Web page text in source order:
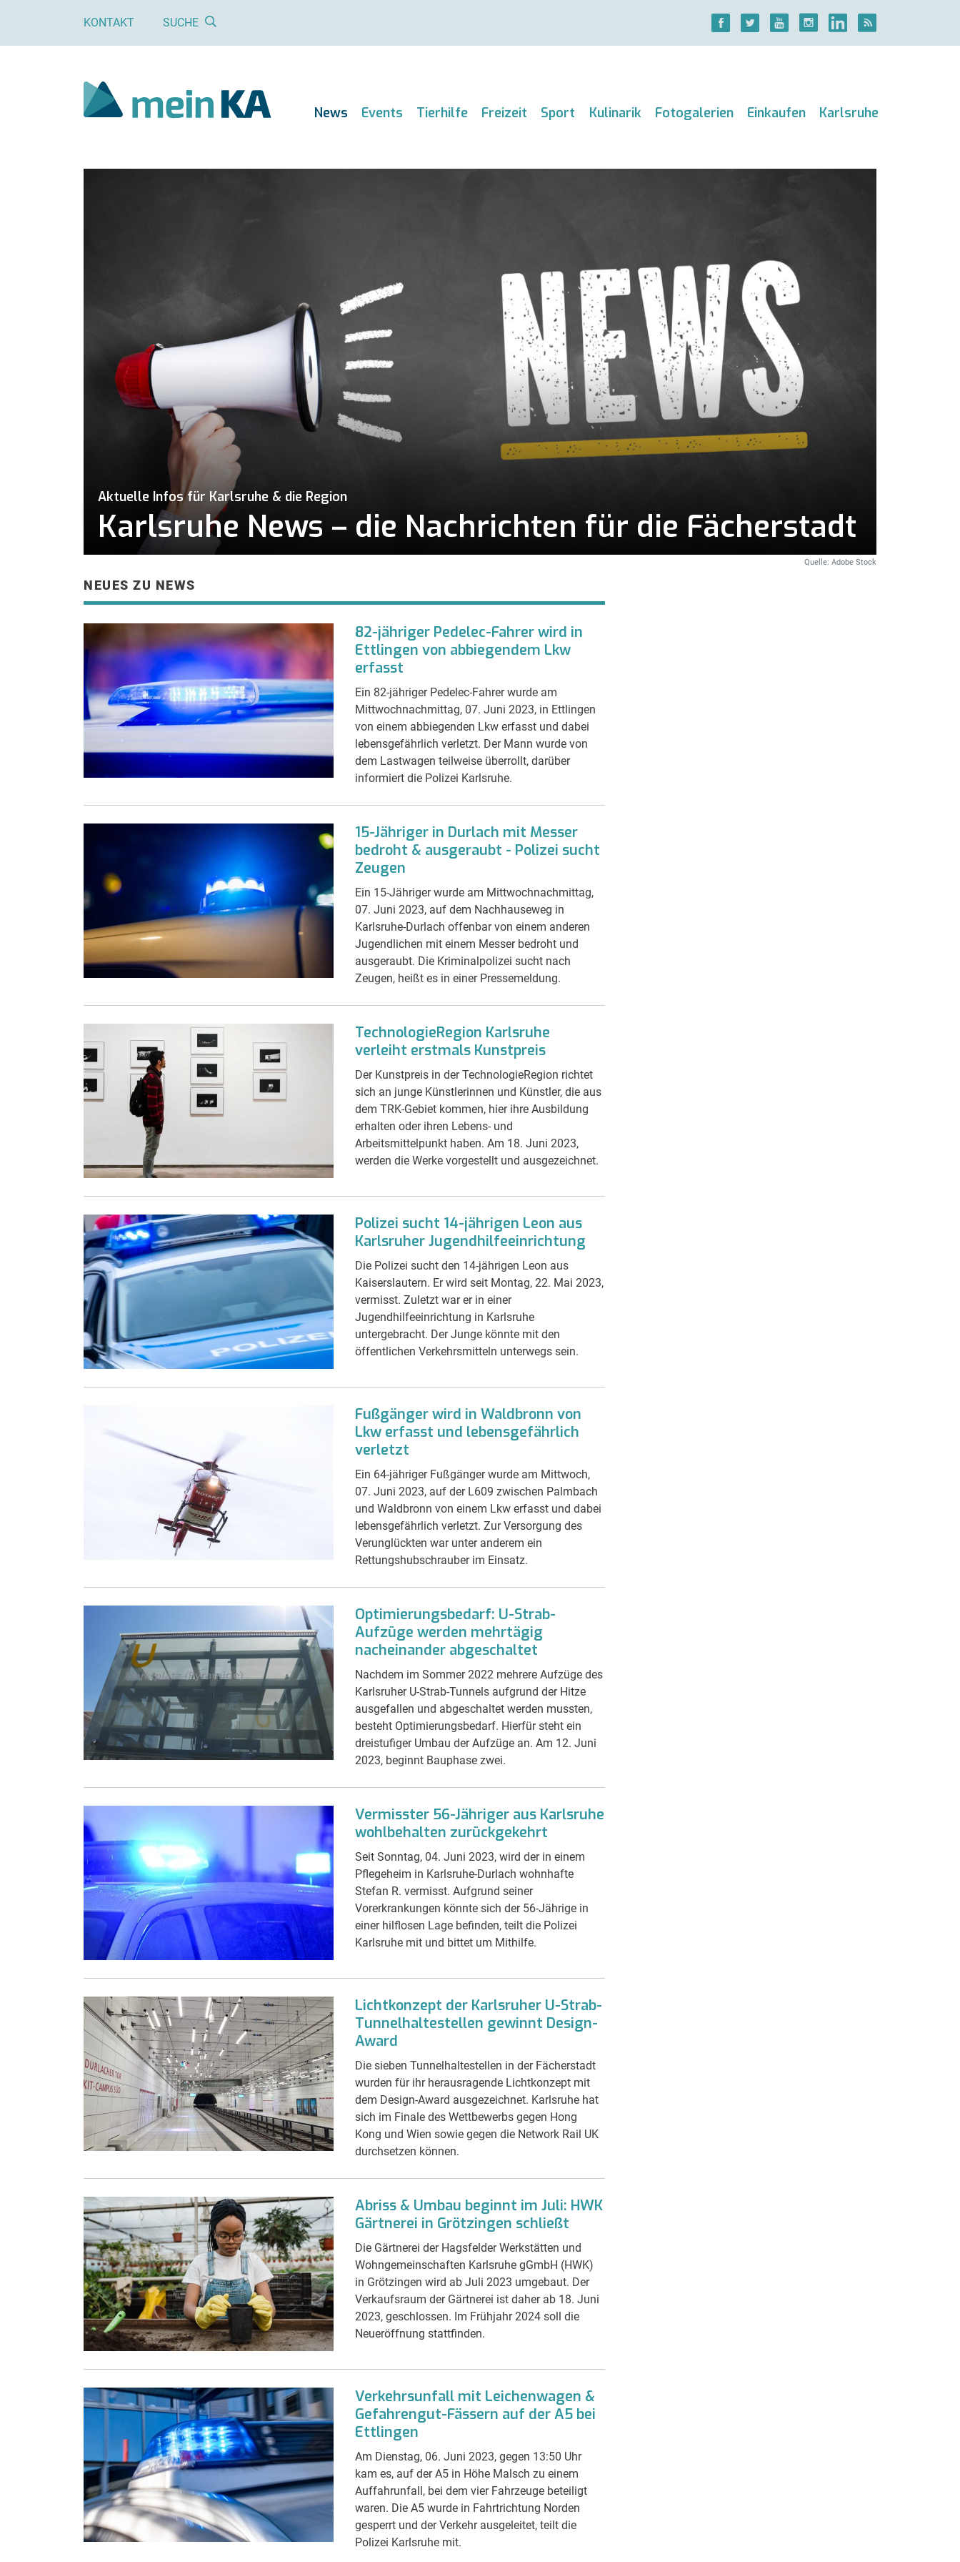
KONTAKT SUCHE
News Events Tierhilfe Freizeit Sport Kulinarik Fotogalerien Einkaufen Karlsruhe
Aktuelle Infos für Karlsruhe & die Region
Karlsruhe News – die Nachrichten für die Fächerstadt
Quelle: Adobe Stock
NEUES ZU NEWS
82-jähriger Pedelec-Fahrer wird in
Ettlingen von abbiegendem Lkw
erfasst
Ein 82-jähriger Pedelec-Fahrer wurde am
Mittwochnachmittag, 07. Juni 2023, in Ettlingen
von einem abbiegenden Lkw erfasst und dabei
lebensgefährlich verletzt. Der Mann wurde von
dem Lastwagen teilweise überrollt, darüber
informiert die Polizei Karlsruhe.
15-Jähriger in Durlach mit Messer
bedroht & ausgeraubt - Polizei sucht
Zeugen
Ein 15-Jähriger wurde am Mittwochnachmittag,
07. Juni 2023, auf dem Nachhauseweg in
Karlsruhe-Durlach offenbar von einem anderen
Jugendlichen mit einem Messer bedroht und
ausgeraubt. Die Kriminalpolizei sucht nach
Zeugen, heißt es in einer Pressemeldung.
TechnologieRegion Karlsruhe
verleiht erstmals Kunstpreis
Der Kunstpreis in der TechnologieRegion richtet
sich an junge Künstlerinnen und Künstler, die aus
dem TRK-Gebiet kommen, hier ihre Ausbildung
erhalten oder ihren Lebens- und
Arbeitsmittelpunkt haben. Am 18. Juni 2023,
werden die Werke vorgestellt und ausgezeichnet.
Polizei sucht 14-jährigen Leon aus
Karlsruher Jugendhilfeeinrichtung
Die Polizei sucht den 14-jährigen Leon aus
Kaiserslautern. Er wird seit Montag, 22. Mai 2023,
vermisst. Zuletzt war er in einer
Jugendhilfeeinrichtung in Karlsruhe
untergebracht. Der Junge könnte mit den
öffentlichen Verkehrsmitteln unterwegs sein.
Fußgänger wird in Waldbronn von
Lkw erfasst und lebensgefährlich
verletzt
Ein 64-jähriger Fußgänger wurde am Mittwoch,
07. Juni 2023, auf der L609 zwischen Palmbach
und Waldbronn von einem Lkw erfasst und dabei
lebensgefährlich verletzt. Zur Versorgung des
Verunglückten war unter anderem ein
Rettungshubschrauber im Einsatz.
Optimierungsbedarf: U-Strab-
Aufzüge werden mehrtägig
nacheinander abgeschaltet
Nachdem im Sommer 2022 mehrere Aufzüge des
Karlsruher U-Strab-Tunnels aufgrund der Hitze
ausgefallen und abgeschaltet werden mussten,
besteht Optimierungsbedarf. Hierfür steht ein
dreistufiger Umbau der Aufzüge an. Am 12. Juni
2023, beginnt Bauphase zwei.
Vermisster 56-Jähriger aus Karlsruhe
wohlbehalten zurückgekehrt
Seit Sonntag, 04. Juni 2023, wird der in einem
Pflegeheim in Karlsruhe-Durlach wohnhafte
Stefan R. vermisst. Aufgrund seiner
Vorerkrankungen könnte sich der 56-Jährige in
einer hilflosen Lage befinden, teilt die Polizei
Karlsruhe mit und bittet um Mithilfe.
Lichtkonzept der Karlsruher U-Strab-
Tunnelhaltestellen gewinnt Design-
Award
Die sieben Tunnelhaltestellen in der Fächerstadt
wurden für ihr herausragende Lichtkonzept mit
dem Design-Award ausgezeichnet. Karlsruhe hat
sich im Finale des Wettbewerbs gegen Hong
Kong und Wien sowie gegen die Network Rail UK
durchsetzen können.
Abriss & Umbau beginnt im Juli: HWK
Gärtnerei in Grötzingen schließt
Die Gärtnerei der Hagsfelder Werkstätten und
Wohngemeinschaften Karlsruhe gGmbH (HWK)
in Grötzingen wird ab Juli 2023 umgebaut. Der
Verkaufsraum der Gärtnerei ist daher ab 18. Juni
2023, geschlossen. Im Frühjahr 2024 soll die
Neueröffnung stattfinden.
Verkehrsunfall mit Leichenwagen &
Gefahrengut-Fässern auf der A5 bei
Ettlingen
Am Dienstag, 06. Juni 2023, gegen 13:50 Uhr
kam es, auf der A5 in Höhe Malsch zu einem
Auffahrunfall, bei dem vier Fahrzeuge beteiligt
waren. Die A5 wurde in Fahrtrichtung Norden
gesperrt und der Verkehr ausgeleitet, teilt die
Polizei Karlsruhe mit.